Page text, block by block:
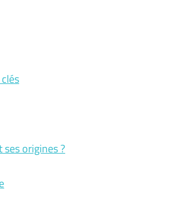
origines ?